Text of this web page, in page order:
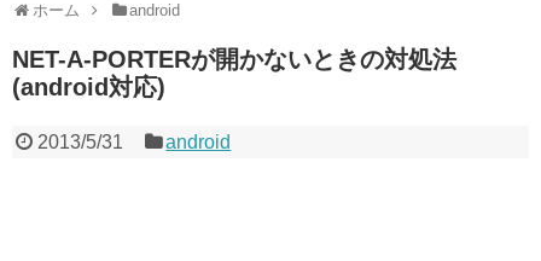
ホーム android
NET-A-PORTERが開かないときの対処法
(android対応)
2013/5/31 android